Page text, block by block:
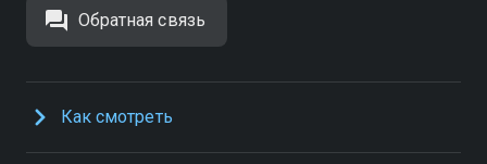
Обратная связь
Как смотреть